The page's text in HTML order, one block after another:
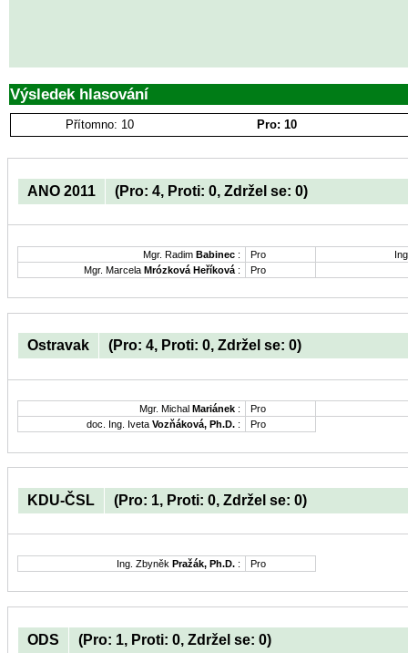
Výsledek hlasování
Přítomno: 10 Pro: 10
ANO 2011 (Pro: 4, Proti: 0, Zdržel se: 0)
Mgr. Radim Babinec : Pro
Mgr. Marcela Mrózková Heříková : Pro
Ostravak (Pro: 4, Proti: 0, Zdržel se: 0)
Mgr. Michal Mariánek :
Pro
doc. Ing. Iveta Vozňáková, Ph.D. : Pro
KDU-ČSL (Pro: 1, Proti: 0, Zdržel se: 0)
Ing. Zbyněk Pražák, Ph.D. : Pro
ODS (Pro: 1, Proti: 0, Zdržel se: 0)